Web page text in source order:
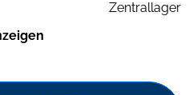
Zentrallager